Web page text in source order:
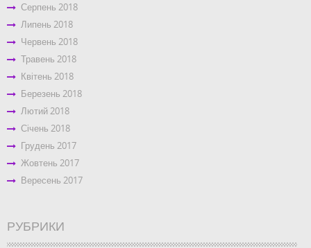
Серпень 2018
Липень 2018
Червень 2018
Травень 2018
Квітень 2018
Березень 2018
Лютий 2018
Січень 2018
Грудень 2017
Жовтень 2017
Вересень 2017
РУБРИКИ